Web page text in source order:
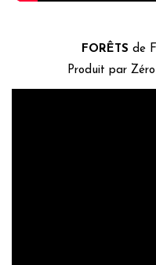
FORÊTS de
Produit par